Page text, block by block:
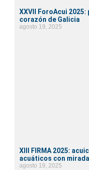
XXVII ForoAcui
corazón de Galicia
agosto 19, 2025
XIII FIRMA 2025:
acuáticos con
agosto 19, 2025